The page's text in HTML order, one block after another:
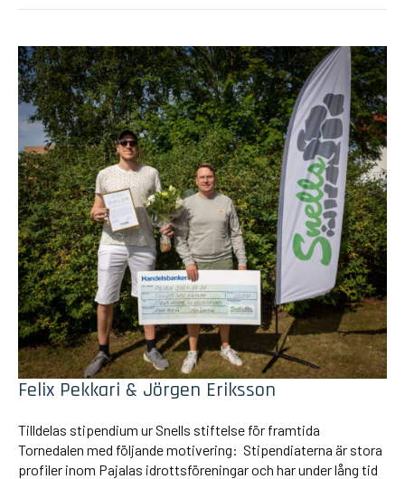
Felix Pekkari & Jörgen Eriksson
Tilldelas stipendium ur Snells stiftelse för framtida
Tornedalen med följande motivering: Stipendiaterna är stora
profiler inom Pajalas idrottsföreningar och har under lång tid